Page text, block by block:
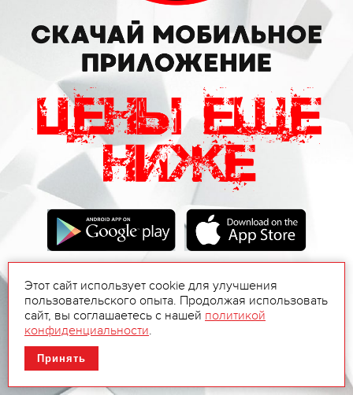
Этот сайт использует cookie для улучшения
пользовательского опыта. Продолжая использовать
сайт, вы соглашаетесь с нашей политикой
конфиденциальности.
Принять